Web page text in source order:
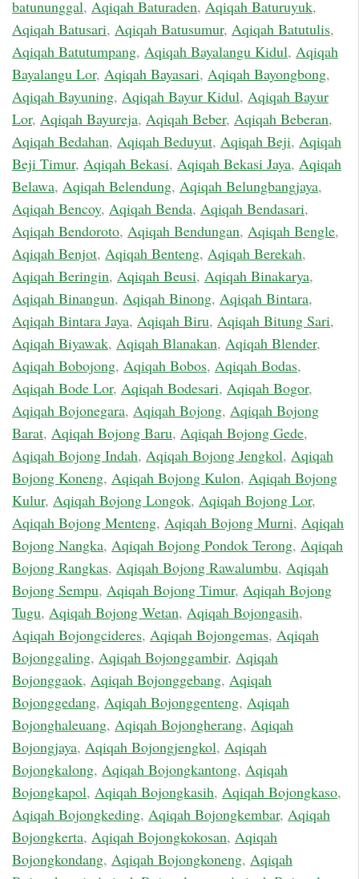
batununggal, Aqiqah Baturaden, Aqiqah Baturuyuk,
Aqiqah Batusari, Aqiqah Batusumur, Aqiqah Batutulis,
Aqiqah Batutumpang, Aqiqah Bayalangu Kidul, Aqiqah
Bayalangu Lor, Aqiqah Bayasari, Aqiqah Bayongbong,
Aqiqah Bayuning, Aqiqah Bayur Kidul, Aqiqah Bayur
Lor, Aqiqah Bayureja, Aqiqah Beber, Aqiqah Beberan,
Aqiqah Bedahan, Aqiqah Beduyut, Aqiqah Beji, Aqiqah
Beji Timur, Aqiqah Bekasi, Aqiqah Bekasi Jaya, Aqiqah
Belawa, Aqiqah Belendung, Aqiqah Belungbangjaya,
Aqiqah Bencoy, Aqiqah Benda, Aqiqah Bendasari,
Aqiqah Bendoroto, Aqiqah Bendungan, Aqiqah Bengle,
Aqiqah Benjot, Aqiqah Benteng, Aqiqah Berekah,
Aqiqah Beringin, Aqiqah Beusi, Aqiqah Binakarya,
Aqiqah Binangun, Aqiqah Binong, Aqiqah Bintara,
Aqiqah Bintara Jaya, Aqiqah Biru, Aqiqah Bitung Sari,
Aqiqah Biyawak, Aqiqah Blanakan, Aqiqah Blender,
Aqiqah Bobojong, Aqiqah Bobos, Aqiqah Bodas,
Aqiqah Bode Lor, Aqiqah Bodesari, Aqiqah Bogor,
Aqiqah Bojonegara, Aqiqah Bojong, Aqiqah Bojong
Barat, Aqiqah Bojong Baru, Aqiqah Bojong Gede,
Aqiqah Bojong Indah, Aqiqah Bojong Jengkol, Aqiqah
Bojong Koneng, Aqiqah Bojong Kulon, Aqiqah Bojong
Kulur, Aqiqah Bojong Longok, Aqiqah Bojong Lor,
Aqiqah Bojong Menteng, Aqiqah Bojong Murni, Aqiqah
Bojong Nangka, Aqiqah Bojong Pondok Terong, Aqiqah
Bojong Rangkas, Aqiqah Bojong Rawalumbu, Aqiqah
Bojong Sempu, Aqiqah Bojong Timur, Aqiqah Bojong
Tugu, Aqiqah Bojong Wetan, Aqiqah Bojongasih,
Aqiqah Bojongcideres, Aqiqah Bojongemas, Aqiqah
Bojonggaling, Aqiqah Bojonggambir, Aqiqah
Bojonggaok, Aqiqah Bojonggebang, Aqiqah
Bojonggedang, Aqiqah Bojonggenteng, Aqiqah
Bojonghaleuang, Aqiqah Bojongherang, Aqiqah
Bojongjaya, Aqiqah Bojongjengkol, Aqiqah
Bojongkalong, Aqiqah Bojongkantong, Aqiqah
Bojongkapol, Aqiqah Bojongkasih, Aqiqah Bojongkaso,
Aqiqah Bojongkeding, Aqiqah Bojongkembar, Aqiqah
Bojongkerta, Aqiqah Bojongkokosan, Aqiqah
Bojongkondang, Aqiqah Bojongkoneng, Aqiqah